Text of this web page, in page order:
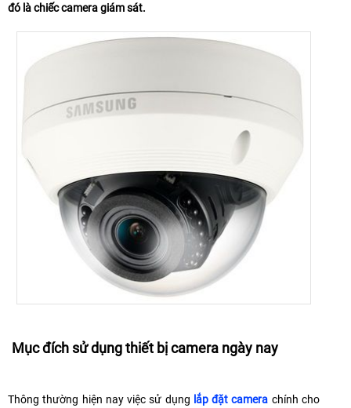
đó là chiếc camera giám sát.
Mục đích sử dụng thiết bị camera ngày nay
Thông thường hiện nay việc sử dụng lắp đặt camera chính cho